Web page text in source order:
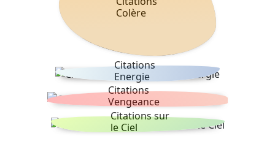
Colère
Citations
Energie
Citations
Vengeance
Citations sur
le Ciel